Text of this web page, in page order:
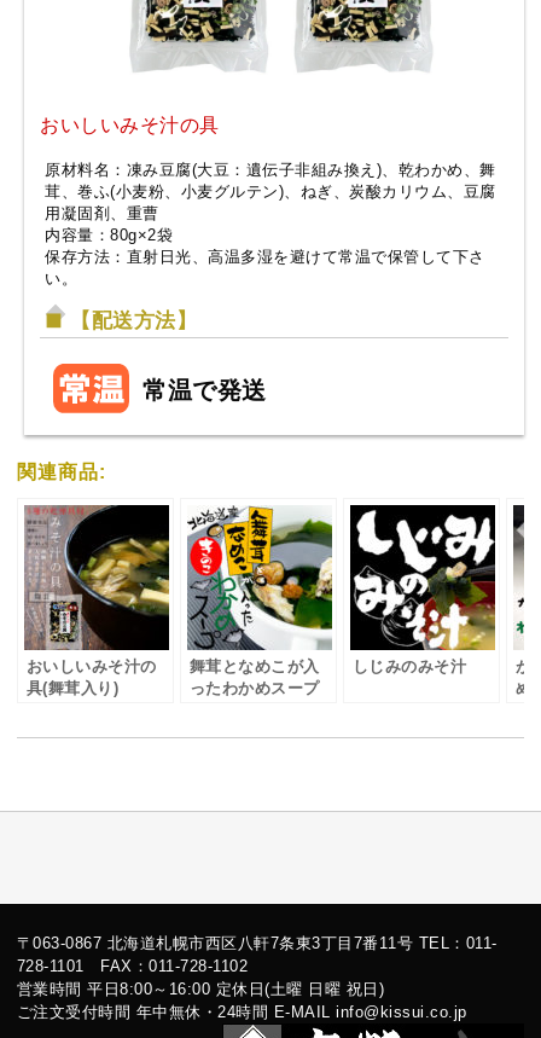
おいしいみそ汁の具
原材料名：凍み豆腐(大豆：遺伝子非組み換え)、乾わかめ、舞
茸、巻ふ(小麦粉、小麦グルテン)、ねぎ、炭酸カリウム、豆腐
用凝固剤、重曹
内容量：80g×2袋
保存方法：直射日光、高温多湿を避けて常温で保管して下さ
い。
【配送方法】
常温で発送
関連商品:
おいしいみそ汁の
具(舞茸入り)
舞茸となめこが入
ったわかめスープ
しじみのみそ汁
が
め
〒063-0867 北海道札幌市西区八軒7条東3丁目7番11号 TEL：011-
728-1101 FAX：011-728-1102
営業時間 平日8:00～16:00 定休日(土曜 日曜 祝日)
ご注文受付時間 年中無休・24時間 E-MAIL info@kissui.co.jp